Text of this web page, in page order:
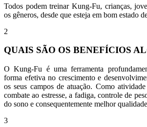
Todos podem treinar Kung-Fu, crianças,
os gêneros, desde que esteja em bom estado
2
QUAIS SÃO OS BENEFÍCIOS
O Kung-Fu é uma ferramenta
forma efetiva no crescimento e
os seus campos de atuação. Como
combate ao estresse, a fadiga, controle de
do sono e consequentemente melhor
3